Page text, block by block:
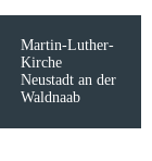
Martin-Luther-
Kirche
Neustadt an der
Waldnaab